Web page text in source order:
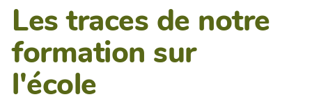
Les traces de notre
formation sur
l'école